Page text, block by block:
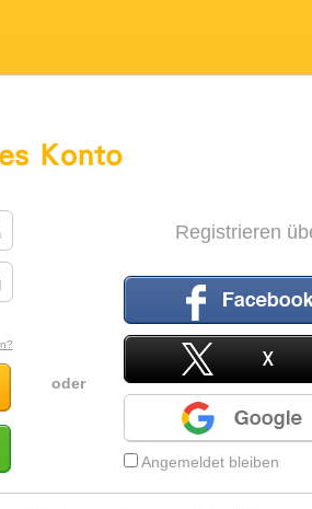
oder
Registrieren
Facebook
X
Google
Angemeldet bleiben